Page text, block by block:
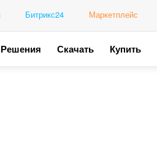
Битрикс24 Маркетплейс
Решения Скачать Купить